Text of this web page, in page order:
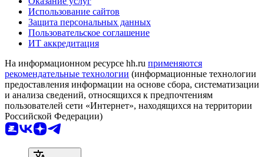
Использование сайтов
Защита персональных данных
Пользовательское соглашение
ИТ аккредитация
На информационном ресурсе hh.ru применяются
рекомендательные технологии (информационные технологии
предоставления информации на основе сбора, систематизации
и анализа сведений, относящихся к предпочтениям
пользователей сети «Интернет», находящихся на территории
Российской Федерации)